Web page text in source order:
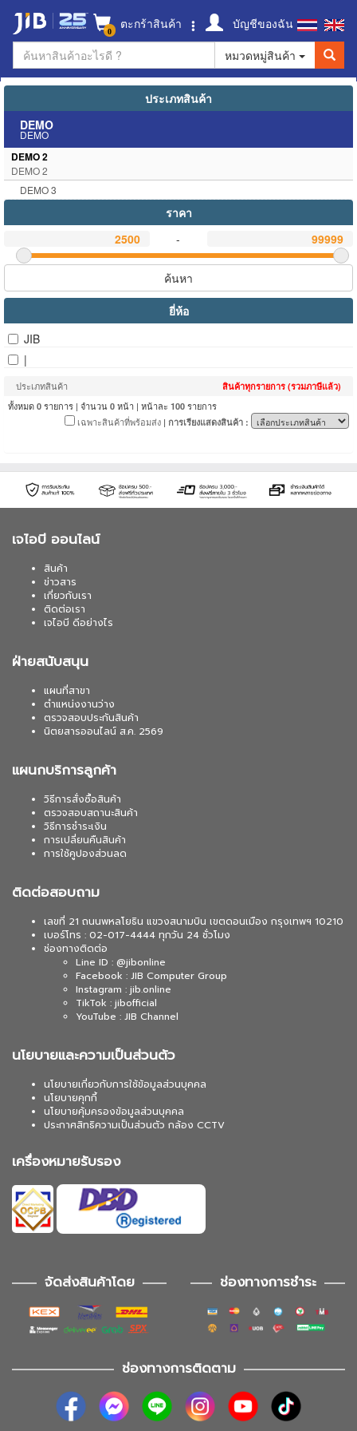
0 ตะกร้าสินค้า
บัญชีของฉัน
หมวดหมู่สินค้า
ประเภทสินค้า
DEMO
DEMO
DEMO 2
DEMO 2
DEMO 3
ราคา
-
ค้นหา
ยี่ห้อ
JIB
|
ประเภทสินค้า สินค้าทุกรายการ (รวมภาษีแล้ว)
ทั้งหมด 0 รายการ | จำนวน 0 หน้า | หน้าละ 100 รายการ
เฉพาะสินค้าที่พร้อมส่ง | การเรียงแสดงสินค้า :
เจไอบี ออนไลน์
สินค้า
ข่าวสาร
เกี่ยวกับเรา
ติดต่อเรา
เจไอบี ดีอย่างไร
ฝ่ายสนับสนุน
แผนที่สาขา
ตำแหน่งงานว่าง
ตรวจสอบประกันสินค้า
นิตยสารออนไลน์ ส.ค. 2569
แผนกบริการลูกค้า
วิธีการสั่งซื้อสินค้า
ตรวจสอบสถานะสินค้า
วิธีการชำระเงิน
การเปลี่ยนคืนสินค้า
การใช้คูปองส่วนลด
ติดต่อสอบถาม
เลขที่ 21 ถนนพหลโยธิน แขวงสนามบิน เขตดอนเมือง กรุงเทพฯ 10210
เบอร์โทร : 02-017-4444 ทุกวัน 24 ชั่วโมง
ช่องทางติดต่อ
Line ID : @jibonline
Facebook : JIB Computer Group
Instagram : jib.online
TikTok : jibofficial
YouTube : JIB Channel
นโยบายและความเป็นส่วนตัว
นโยบายเกี่ยวกับการใช้ข้อมูลส่วนบุคคล
นโยบายคุกกี้
นโยบายคุ้มครองข้อมูลส่วนบุคคล
ประกาศสิทธิความเป็นส่วนตัว กล้อง CCTV
เครื่องหมายรับรอง
จัดส่งสินค้าโดย ช่องทางการชำระ
ช่องทางการติดตาม